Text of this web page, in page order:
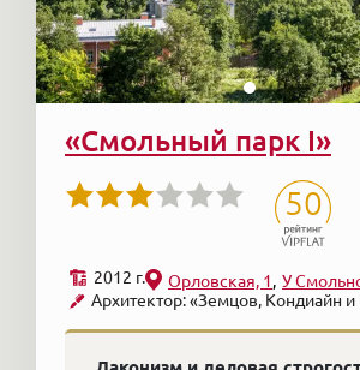
«Смольный парк I»
50
2012 г.
Архитектор: «Земцов, Кондиайн
Орловская, 1 У